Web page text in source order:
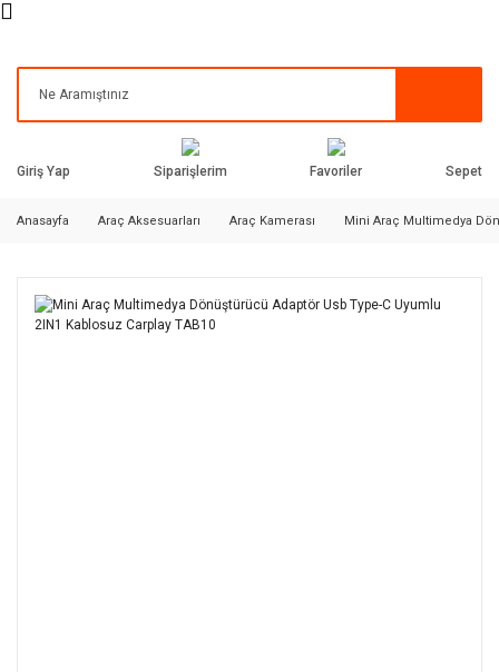
Giriş Yap Siparişlerim Favoriler Sepet
Anasayfa Araç Aksesuarları Araç Kamerası Mini Araç Multimedya